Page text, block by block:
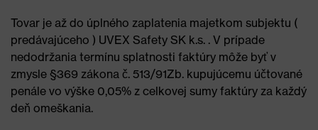
Tovar je až do úplného zaplatenia majetkom subjektu (
predávajúceho ) UVEX Safety SK k.s. . V prípade
nedodržania termínu splatnosti faktúry môže byť v
zmysle §369 zákona č. 513/91Zb. kupujúcemu účtované
penále vo výške 0,05% z celkovej sumy faktúry za každý
deň omeškania.